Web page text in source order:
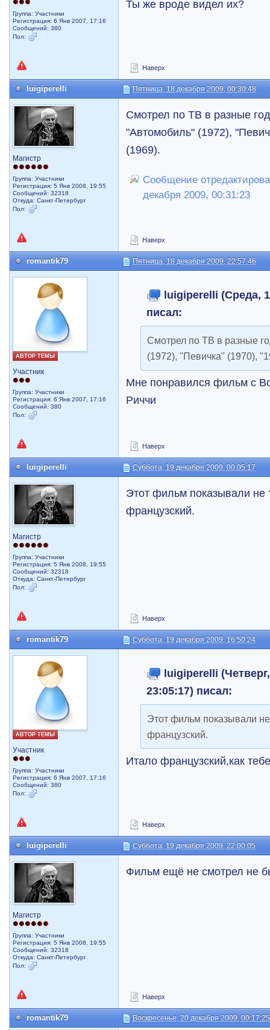
Группа: Участники
Регистрация: 6 Янв 2007, 17:16
Сообщений: 380
Пол:
Ты же вроде видел их?
Наверх
luigiperelli Пятница, 18 декабря 2009, 00:30:48
Магистр
Группа: Участники
Регистрация: 5 Янв 2008, 19:55
Сообщений: 32318
Откуда: Санкт-Петербург
Пол:
Смотрел по ТВ в разные
"Автомобиль" (1972),
(1969).
Сообщение
декабря 2009, 00:31:23
Наверх
romantik79 Пятница, 18 декабря 2009, 22:57:46
АВТОР ТЕМЫ
Участник
Группа: Участники
Регистрация: 6 Янв 2007, 17:16
Сообщений: 380
Пол:
luigiperelli (Среда,
писал:
Смотрел по ТВ в разные
(1972), "Певичка" (1970),
Мне понравился фильм с
Риччи
Наверх
luigiperelli Суббота, 19 декабря 2009, 00:05:17
Магистр
Группа: Участники
Регистрация: 5 Янв 2008, 19:55
Сообщений: 32318
Откуда: Санкт-Петербург
Пол:
Этот фильм показывали
французский.
Наверх
romantik79 Суббота, 19 декабря 2009, 16:50:24
АВТОР ТЕМЫ
Участник
Группа: Участники
Регистрация: 6 Янв 2007, 17:16
Сообщений: 380
Пол:
luigiperelli
23:05:17) писал:
Этот фильм показывали
французский.
Итало французский,как
Наверх
luigiperelli Суббота, 19 декабря 2009, 22:00:05
Магистр
Группа: Участники
Регистрация: 5 Янв 2008, 19:55
Сообщений: 32318
Откуда: Санкт-Петербург
Пол:
Фильм ещё не смотрел не
Наверх
romantik79 Воскресенье, 20 декабря 2009, 00:17:25